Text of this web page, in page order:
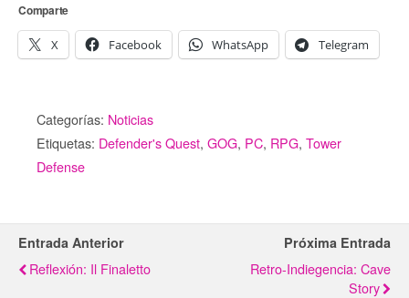
Comparte
X Facebook WhatsApp Telegram
Categorías: Noticias
Etiquetas: Defender's Quest, GOG, PC, RPG, Tower
Defense
Entrada Anterior
Reflexión: Il Finaletto
Próxima Entrada
Retro-Indiegencia: Cave
Story